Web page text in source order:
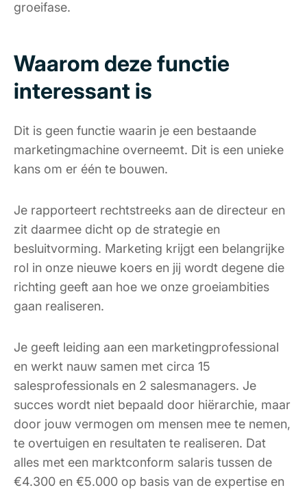
groeifase.
Waarom deze functie
interessant is
Dit is geen functie waarin je een bestaande
marketingmachine overneemt. Dit is een unieke
kans om er één te bouwen.
Je rapporteert rechtstreeks aan de directeur en
zit daarmee dicht op de strategie en
besluitvorming. Marketing krijgt een belangrijke
rol in onze nieuwe koers en jij wordt degene die
richting geeft aan hoe we onze groeiambities
gaan realiseren.
Je geeft leiding aan een marketingprofessional
en werkt nauw samen met circa 15
salesprofessionals en 2 salesmanagers. Je
succes wordt niet bepaald door hiërarchie, maar
door jouw vermogen om mensen mee te nemen,
te overtuigen en resultaten te realiseren. Dat
alles met een marktconform salaris tussen de
€4.300 en €5.000 op basis van de expertise en